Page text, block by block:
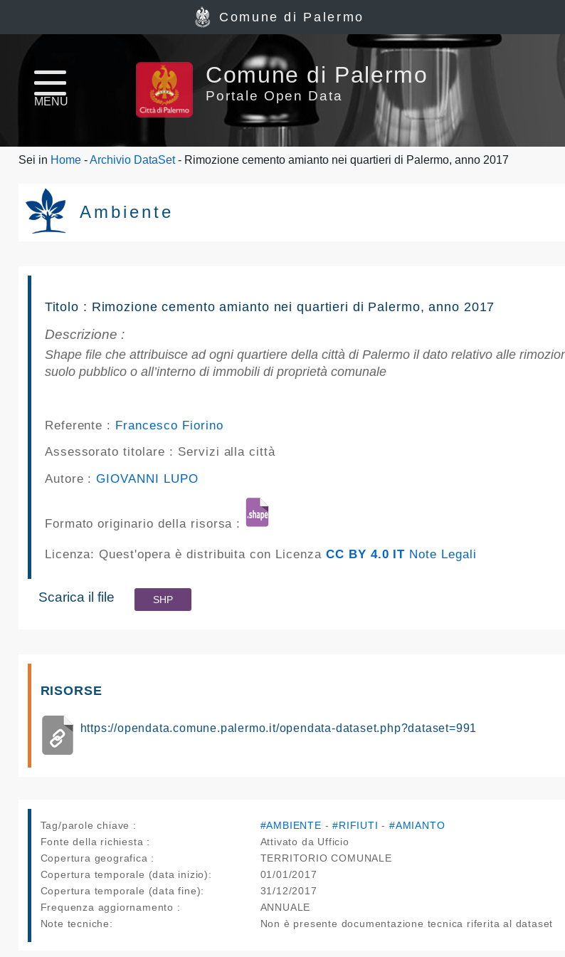
Home
page
Archivio
Dataset
Ultimi
Report
pubblicazioni
Archivio
Linee
Data
Comune di Palermo
MENU
Comune di Palermo
Portale Open Data
Sei in Home -Archivio DataSet- Rimozione cemento amianto nei quartieri di Palermo, anno 2017
Ambiente
Titolo : Rimozione cemento amianto nei quartieri di Palermo, anno 2017
Descrizione :
shape file che attribuisce ad ogni quartiere della città di Palermo il dato relativo alle rimozioni di rifiuti in cemento amianto (espressi in Kg) abbandonati su
suolo pubblico o all’interno di immobili di proprietà comunale
Referente : Francesco Fiorino
Assessorato titolare : Servizi alla città
Autore :GIOVANNI LUPO
Formato originario della risorsa :
Licenza: Quest'opera è distribuita con Licenza CC BY 4.0 IT Note Legali
Scarica il file SHP
RISORSE
https://opendata.comune.palermo.it/opendata-dataset.php?dataset=991
Tag/parole chiave : #AMBIENTE -#RIFIUTI - #AMIANTO
Fonte della richiesta :
Attivato da Ufficio
Copertura geografica :
TERRITORIO COMUNALE
Copertura temporale (data inizio):
01/01/2017
Copertura temporale (data fine):
31/12/2017
Frequenza aggiornamento :
ANNUALE
Note tecniche:
Non è presente documentazione tecnica riferita al dataset